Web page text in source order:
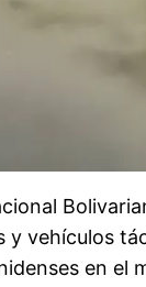
vehículos
en el